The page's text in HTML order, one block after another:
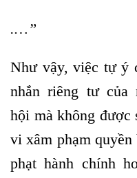
.… ”
Như vậy, việc tự ý
nhắn riêng tư của
hội mà không được
vi xâm phạm
phạt hành chính